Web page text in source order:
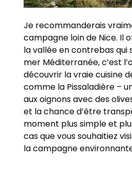
Je recommanderais
campagne loin de Nice. Il
la vallée en contrebas qui
mer Méditerranée, c’est
découvrir la vraie cuisine
comme la Pissaladière –
aux oignons avec des
et la chance d’être
moment plus simple et
cas que vous souhaitiez
la campagne